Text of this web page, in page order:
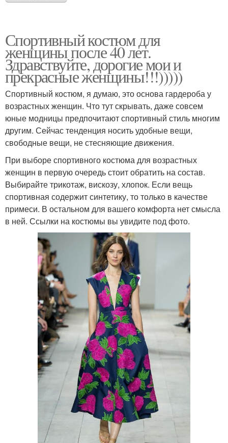
Спортивный костюм для
женщины после 40 лет.
Здравствуйте, дорогие мои и
прекрасные женщины!!!)))))
Спортивный костюм, я думаю, это основа гардероба у
возрастных женщин. Что тут скрывать, даже совсем
юные модницы предпочитают спортивный стиль многим
другим. Сейчас тенденция носить удобные вещи,
свободные вещи, не стесняющие движения.
При выборе спортивного костюма для возрастных
женщин в первую очередь стоит обратить на состав.
Выбирайте трикотаж, вискозу, хлопок. Если вещь
спортивная содержит синтетику, то только в качестве
примеси. В остальном для вашего комфорта нет смысла
в ней. Ссылки на костюмы вы увидите под фото.